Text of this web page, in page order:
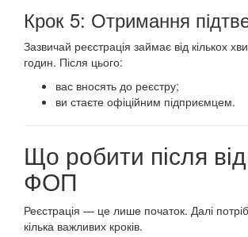
Крок 5: Отримання
Зазвичай реєстрація займає від кількох
годин. Після цього:
вас вносять до реєстру;
ви стаєте офіційним підприємцем.
Що робити після
ФОП
Реєстрація — це лише початок. Далі
кілька важливих кроків.